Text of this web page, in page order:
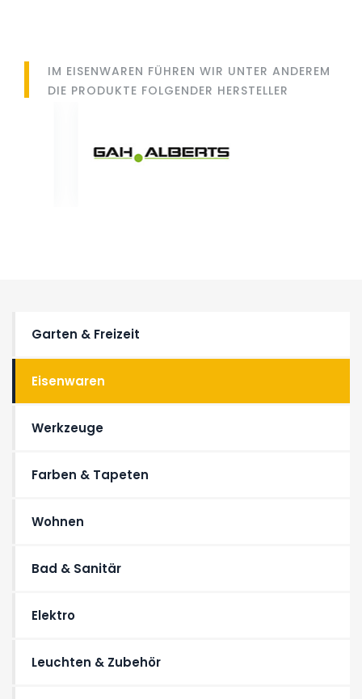
IM EISENWAREN FÜHREN WIR UNTER ANDEREM
DIE PRODUKTE FOLGENDER HERSTELLER
Garten & Freizeit
Eisenwaren
Werkzeuge
Farben & Tapeten
Wohnen
Bad & Sanitär
Elektro
Leuchten & Zubehör